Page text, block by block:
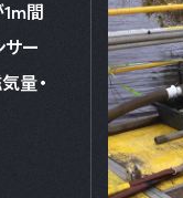
間
サー
量・